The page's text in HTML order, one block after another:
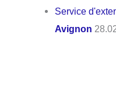
Service
Avignon